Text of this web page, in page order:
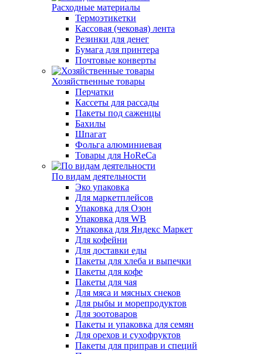
Расходные материалы
Термоэтикетки
Кассовая (чековая) лента
Резинки для денег
Бумага для принтера
Почтовые конверты
Хозяйственные товары
Перчатки
Кассеты для рассады
Пакеты под саженцы
Бахилы
Шпагат
Фольга алюминиевая
Товары для HoReCa
По видам деятельности
Эко упаковка
Для маркетплейсов
Упаковка для Озон
Упаковка для WB
Упаковка для Яндекс Маркет
Для кофейни
Для доставки еды
Пакеты для хлеба и выпечки
Пакеты для кофе
Пакеты для чая
Для мяса и мясных снеков
Для рыбы и морепродуктов
Для зоотоваров
Пакеты и упаковка для семян
Для орехов и сухофруктов
Пакеты для приправ и специй